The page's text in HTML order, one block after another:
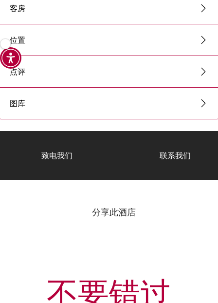
客房
位置
点评
图库
致电我们 联系我们
分享此酒店